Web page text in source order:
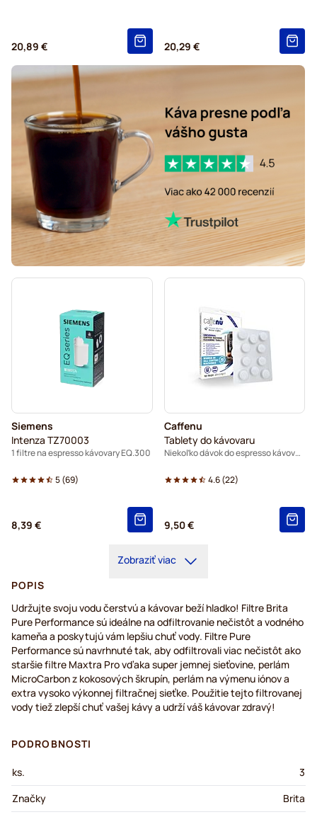
20,89 € 20,29 €
Siemens
Intenza TZ70003
1 filtre na espresso kávovary EQ.300
5(69)
8,39 €
Caffenu
Tablety do kávovaru
Niekoľko dávok do espresso kávovaru (10 ks)
4.6(22)
9,50 €
Zobraziť viac
POPIS
Udržujte svoju vodu čerstvú a kávovar beží hladko! Filtre Brita
Pure Performance sú ideálne na odfiltrovanie nečistôt a vodného
kameňa a poskytujú vám lepšiu chuť vody. Filtre Pure
Performance sú navrhnuté tak, aby odfiltrovali viac nečistôt ako
staršie filtre Maxtra Pro vďaka super jemnej sieťovine, perlám
MicroCarbon z kokosových škrupín, perlám na výmenu iónov a
extra vysoko výkonnej filtračnej sieťke. Použitie tejto filtrovanej
vody tiež zlepší chuť vašej kávy a udrží váš kávovar zdravý!
PODROBNOSTI
ks.
3
Značky
Brita